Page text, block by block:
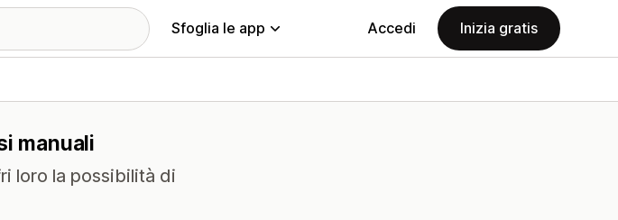
Sfoglia le app Accedi Inizia gratis
manuali
loro la possibilità di